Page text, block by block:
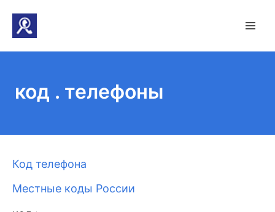
код . телефоны
Код телефона
Местные коды России